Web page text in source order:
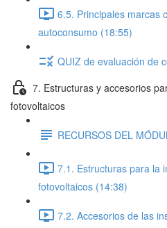
6.5. Principales marcas
autoconsumo (18:55)
QUIZ de evaluación de
7. Estructuras y accesorios
fotovoltaicos
RECURSOS DEL
7.1. Estructuras para la
fotovoltaicos (14:38)
7.2. Accesorios de las